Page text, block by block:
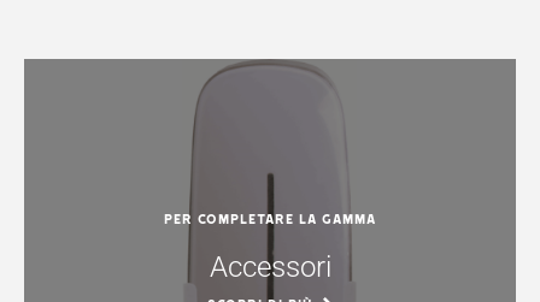
Per completare la gamma
Accessori